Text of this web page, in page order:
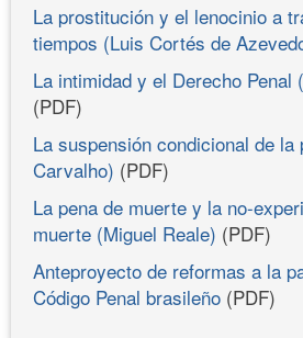
La prostitución y el lenocinio a
tiempos (Luis Cortés de
La intimidad y el Derecho Penal
(PDF)
La suspensión condicional de la
Carvalho) (PDF)
La pena de muerte y la no-
muerte (Miguel Reale) (PDF)
Anteproyecto de reformas a la
Código Penal brasileño (PDF)